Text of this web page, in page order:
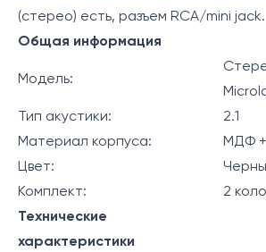
(стерео) есть, разъем RCA/mini jack.
Общая информация
Модель:
Тип акустики:
2.1
Материал корпуса:
МДФ +
Цвет:
Комплект:
2
Технические
характеристики